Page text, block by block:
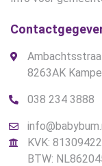
8263AK
038 234 3888
KVK: 81309422
BTW: